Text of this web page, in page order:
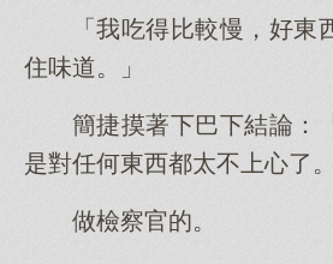
「我吃得比較慢，好東
住味道。」
簡捷摸著下巴下結論：
是對任何東西都太不上心了。
做檢察官的。